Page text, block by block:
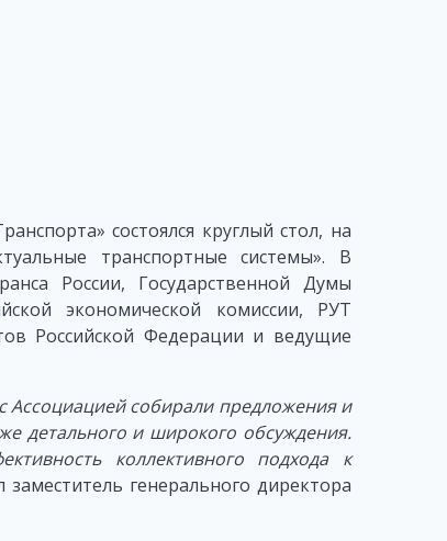
состоялся круглый стол, на
транспортные системы». В
России, Государственной Думы
экономической комиссии, РУТ
Российской Федерации и ведущие
собирали предложения и
детального и широкого обсуждения.
коллективного подхода к
заместитель генерального директора